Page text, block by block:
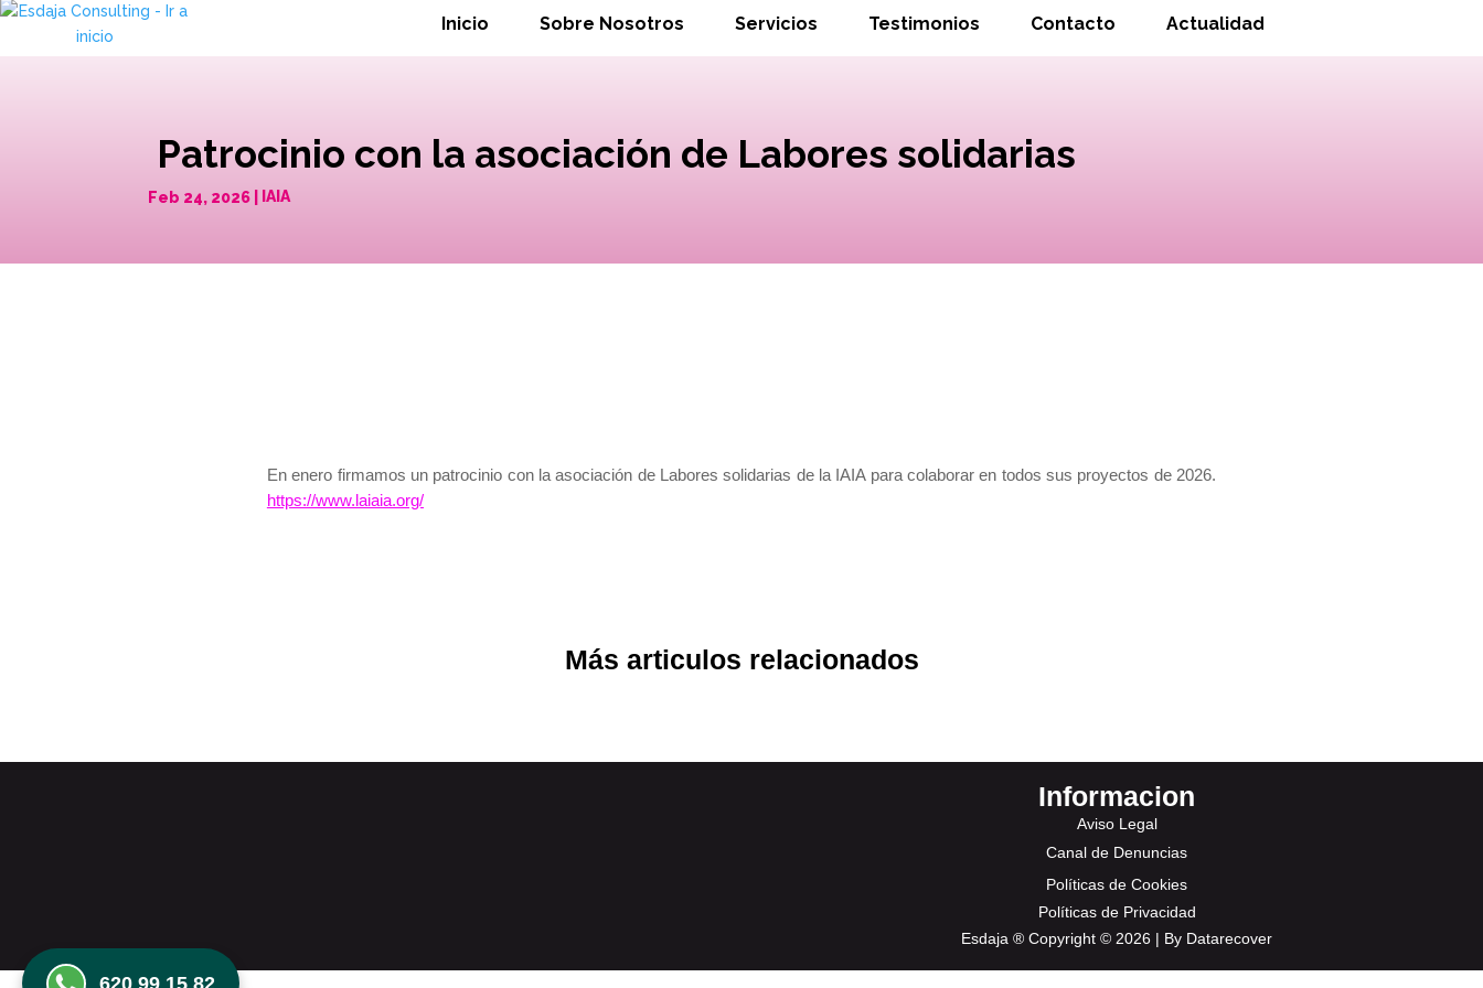
Inicio Sobre Nosotros Servicios Testimonios Contacto Actualidad
Patrocinio con la asociación de Labores solidarias
Feb 24, 2026 IAIA
En enero firmamos un patrocinio con la asociación de Labores solidarias de la IAIA para colaborar en todos sus proyectos de 2026.
https://www.laiaia.org/
Más articulos relacionados
Informacion
Aviso Legal
Canal de Denuncias
Políticas de Cookies
Políticas de Privacidad
Esdaja ® Copyright © 2026 | By Datarecover
620 99 15 82